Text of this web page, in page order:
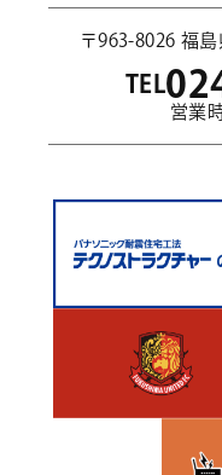
〒963-8026 福
TEL
営業